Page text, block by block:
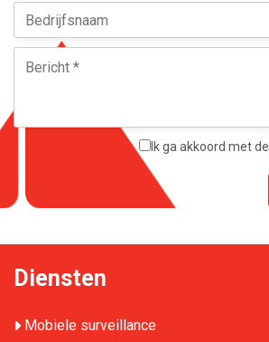
Ik ga akkoord met de
Diensten
Mobiele surveillance